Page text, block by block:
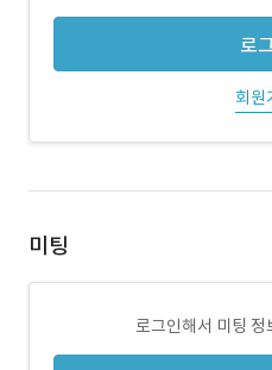
로
회원
미팅
로그인해서 미팅 정